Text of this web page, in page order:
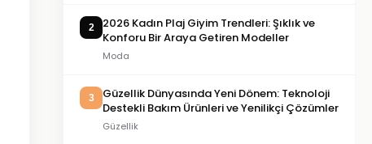
2
2026 Kadın Plaj Giyim Trendleri: Şıklık ve
Konforu Bir Araya Getiren Modeller
Moda
3
Güzellik Dünyasında Yeni Dönem: Teknoloji
Destekli Bakım Ürünleri ve Yenilikçi Çözümler
Güzellik